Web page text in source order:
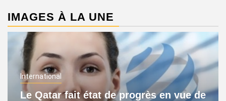
IMAGES À LA UNE
International
Le Qatar fait état de progrès en vue de